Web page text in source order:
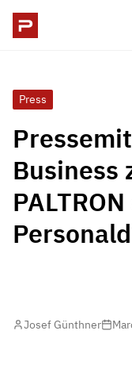
Press
Business
Josef Günthner